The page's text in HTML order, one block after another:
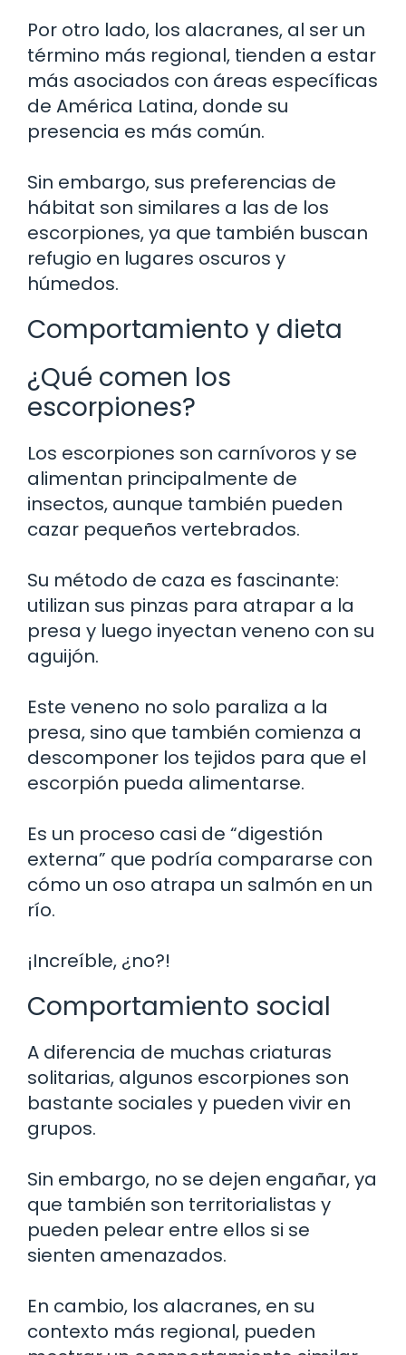
Por otro lado, los alacranes, al ser un
término más regional, tienden a estar
más asociados con áreas específicas
de América Latina, donde su
presencia es más común.
Sin embargo, sus preferencias de
hábitat son similares a las de los
escorpiones, ya que también buscan
refugio en lugares oscuros y
húmedos.
Comportamiento y dieta
¿Qué comen los
escorpiones?
Los escorpiones son carnívoros y se
alimentan principalmente de
insectos, aunque también pueden
cazar pequeños vertebrados.
Su método de caza es fascinante:
utilizan sus pinzas para atrapar a la
presa y luego inyectan veneno con su
aguijón.
Este veneno no solo paraliza a la
presa, sino que también comienza a
descomponer los tejidos para que el
escorpión pueda alimentarse.
Es un proceso casi de “digestión
externa” que podría compararse con
cómo un oso atrapa un salmón en un
río.
¡Increíble, ¿no?!
Comportamiento social
A diferencia de muchas criaturas
solitarias, algunos escorpiones son
bastante sociales y pueden vivir en
grupos.
Sin embargo, no se dejen engañar, ya
que también son territorialistas y
pueden pelear entre ellos si se
sienten amenazados.
En cambio, los alacranes, en su
contexto más regional, pueden